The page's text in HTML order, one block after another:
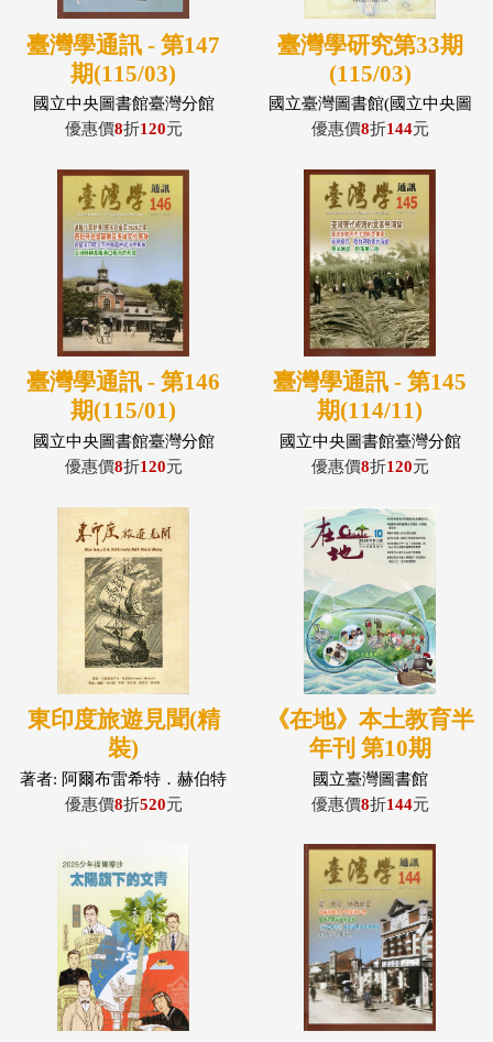
臺灣學通訊 - 第147
期(115/03)
國立中央圖書館臺灣分館
優惠價8折120元
臺灣學研究第33期
(115/03)
國立臺灣圖書館(國立中央圖
書館臺灣分館)
優惠價8折144元
臺灣學通訊 - 第146
期(115/01)
國立中央圖書館臺灣分館
優惠價8折120元
臺灣學通訊 - 第145
期(114/11)
國立中央圖書館臺灣分館
優惠價8折120元
東印度旅遊見聞(精
裝)
著者: 阿爾布雷希特．赫伯特
（Albrecht Herport）導讀／
編譯: 張守慧（Ch...
優惠價8折520元
《在地》本土教育半
年刊 第10期
國立臺灣圖書館
優惠價8折144元